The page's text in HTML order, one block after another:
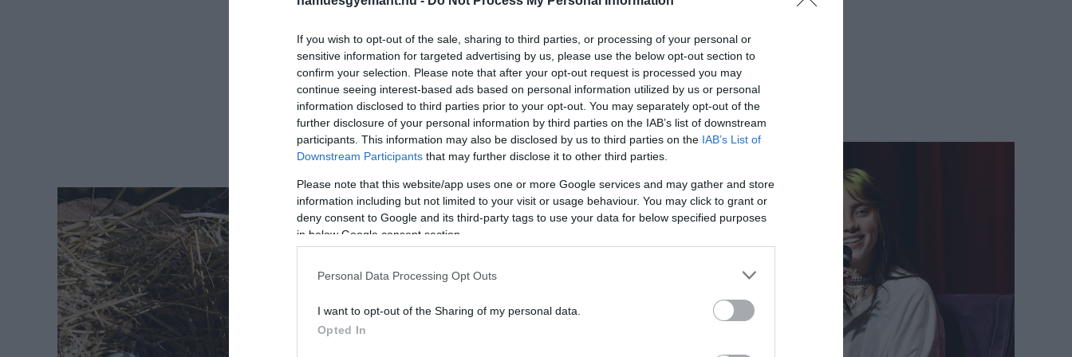
If you wish to opt-out of the sale, sharing to third parties, or processing of your personal or
sensitive information for targeted advertising by us, please use the below opt-out section to
confirm your selection. Please note that after your opt-out request is processed you may
continue seeing interest-based ads based on personal information utilized by us or personal
information disclosed to third parties prior to your opt-out. You may separately opt-out of the
further disclosure of your personal information by third parties on the IAB’s list of downstream
participants. This information may also be disclosed by us to third parties on the IAB’s List of
Downstream Participants that may further disclose it to other third parties.
Please note that this website/app uses one or more Google services and may gather and store
information including but not limited to your visit or usage behaviour. You may click to grant or
deny consent to Google and its third-party tags to use your data for below specified purposes
in below Google consent section.
Personal Data Processing Opt Outs
I want to opt-out of the Sharing of my personal data.
Opted In